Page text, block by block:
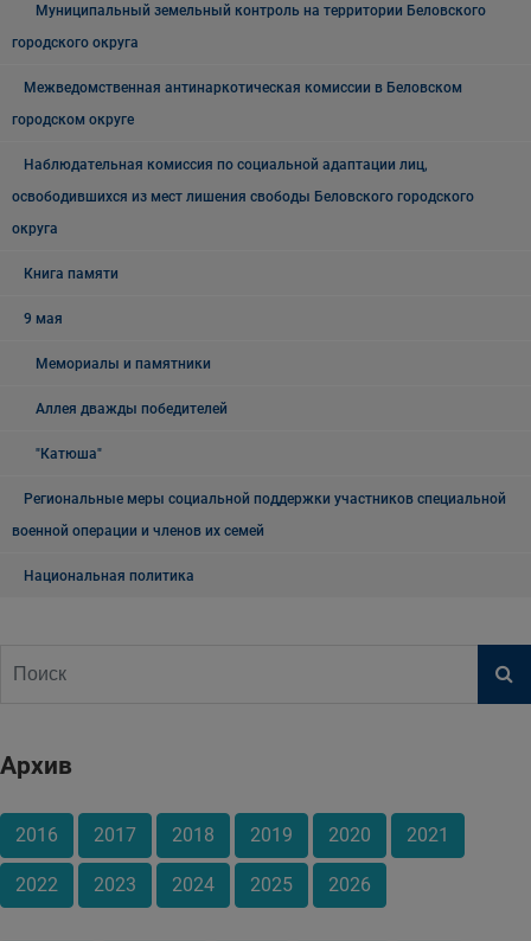
Муниципальный земельный контроль на территории Беловского
городского округа
Межведомственная антинаркотическая комиссии в Беловском
городском округе
Наблюдательная комиссия по социальной адаптации лиц,
освободившихся из мест лишения свободы Беловского городского
округа
Книга памяти
9 мая
Мемориалы и памятники
Аллея дважды победителей
"Катюша"
Региональные меры социальной поддержки участников специальной
военной операции и членов их семей
Национальная политика
Архив
2016 2017 2018 2019 2020 2021
2022 2023 2024 2025 2026